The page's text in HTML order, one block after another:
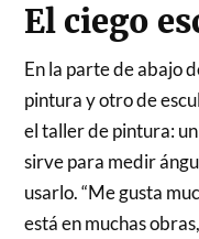
El ciego
En la parte de abajo
pintura y otro de
el taller de pintura:
sirve para medir
usarlo. “Me gusta
está en muchas